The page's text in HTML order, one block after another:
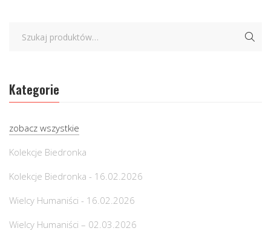
Kategorie
zobacz wszystkie
Kolekcje Biedronka
Kolekcje Biedronka - 16.02.2026
Wielcy Humaniści - 16.02.2026
Wielcy Humaniści – 02.03.2026